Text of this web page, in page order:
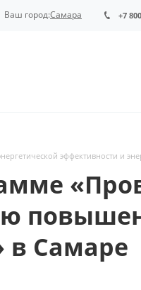
+7
Ваш город:Самара
эффективности и
в Самаре